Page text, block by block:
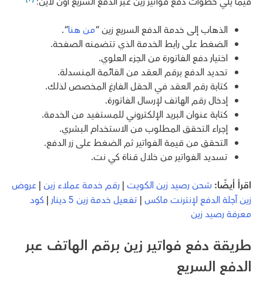
الذهاب إلى خدمة الدفع السريع زين “من هنا“.
الضغط على رابط الخدمة الذي تتضمنه الصفحة.
اختيار دفع الفاتورة من الجزء العلوي.
تحديد الدفع برقم العقد من القائمة المنسدلة.
كتابة رقم العقد في الحقل الفارغ المخصص لذلك.
إدخال رقم الهاتف لإرسال الفاتورة.
كتابة عنوان البريد الإلكتروني للمستفيد من الخدمة.
إجراء التحقق المطلوب من الاستخدام البشري.
التحقق من قيمة الفواتير ثم الضغط على زر الدفع.
تسديد الفواتير من خلال قناة كي نت.
اقرأ أيضًا: شحن رصيد زين الكويت | رقم خدمة عملاء زين | عروض
زين آجلة الدفع لإنترنت ماكس | تفعيل خدمة زين 5 دينار | كود
معرفة رصيد زين
طريقة دفع فواتير زين برقم الهاتف عبر
الدفع السريع